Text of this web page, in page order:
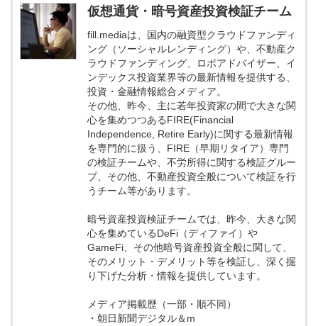
仮想通貨・暗号資産投資検証チーム
fill.mediaは、国内の融資型クラウドファンディ
ング（ソーシャルレンディング）や、不動産ク
ラウドファンディング、ロボアドバイザー、イ
ンデックス投資業界等の最新情報を提供する、
投資・金融情報総合メディア。
その他、昨今、主に若年投資家の間で大きな関
心を集めつつあるFIRE(Financial
Independence, Retire Early)に関する最新情報
を専門的に扱う、FIRE（早期リタイア）専門
の検証チームや、不労所得に関する検証グルー
プ、その他、不動産投資全般について検証を行
うチーム等があります。
暗号資産投資検証チームでは、昨今、大きな関
心を集めているDeFi（ディファイ）や
GameFi、その他暗号資産投資全般に関して、
そのメリット・デメリット等を検証し、深く掘
り下げた分析・情報を提供しています。
メディア掲載歴（一部・順不同）
・朝日新聞デジタル＆m